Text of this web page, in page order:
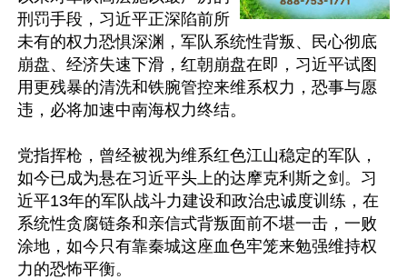
刑罚手段，习近平正深陷前所
未有的权力恐惧深渊，军队系统性背叛、民心彻底
崩盘、经济失速下滑，红朝崩盘在即，习近平试图
用更残暴的清洗和铁腕管控来维系权力，恐事与愿
违，必将加速中南海权力终结。
党指挥枪，曾经被视为维系红色江山稳定的军队，
如今已成为悬在习近平头上的达摩克利斯之剑。习
近平13年的军队战斗力建设和政治忠诚度训练，在
系统性贪腐链条和亲信式背叛面前不堪一击，一败
涂地，如今只有靠秦城这座血色牢笼来勉强维持权
力的恐怖平衡。